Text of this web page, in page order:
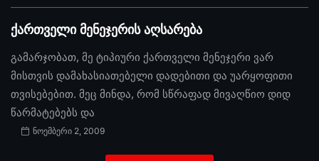
ქართველი მენეჯერის აღსარება
გამარჯობათ, მე ტიპიური ქართველი მენეჯერი ვარ
მისთვის დამახასიათებელი დადებითი და უარყოფითი
თვისებებით. მეც მინდა, რომ სწრაფად მივაღწიო დიდ
წარმატებებს და
ნოემბერი 2, 2009